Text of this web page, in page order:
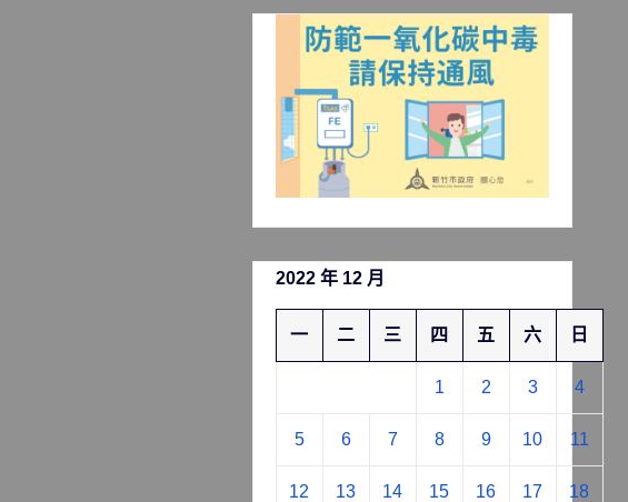
分
2022 年 12 月
一 二 三 四 五 六 日
1 2 3 4
5 6 7 8 9 10 11
12 13 14 15 16 17 18